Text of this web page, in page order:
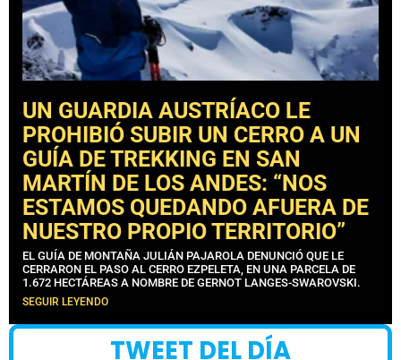
UN GUARDIA AUSTRÍACO LE
PROHIBIÓ SUBIR UN CERRO A UN
GUÍA DE TREKKING EN SAN
MARTÍN DE LOS ANDES: “NOS
ESTAMOS QUEDANDO AFUERA DE
NUESTRO PROPIO TERRITORIO”
EL GUÍA DE MONTAÑA JULIÁN PAJAROLA DENUNCIÓ QUE LE
CERRARON EL PASO AL CERRO EZPELETA, EN UNA PARCELA DE
1.672 HECTÁREAS A NOMBRE DE GERNOT LANGES-SWAROVSKI.
SEGUIR LEYENDO
TWEET DEL DÍA